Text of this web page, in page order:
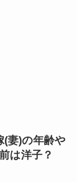
(妻)の年齢や
は洋子？